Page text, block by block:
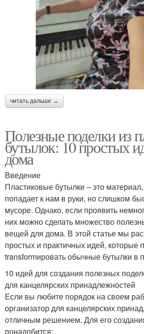
читать дальше →
Полезные поделки из
бутылок: 10 простых
дома
Введение
Пластиковые бутылки – это
попадает к нам в руки, но слишком
мусоре. Однако, если проявить
них можно сделать множество
вещей для дома. В этой статье мы
простых и практичных идей, которые
transformировать обычные бутылки в
10 идей для создания полезных
для канцелярских принадлежностей
Если вы любите порядок на своем
организатор для канцелярских
отличным решением. Для его
понадобится: